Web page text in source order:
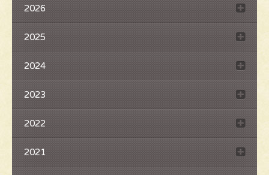
2026
2025
2024
2023
2022
2021